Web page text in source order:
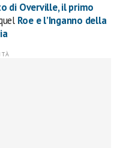
di Overville, il primo
Roe e l’Inganno della